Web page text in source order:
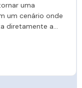
uma
um cenário onde
diretamente a…